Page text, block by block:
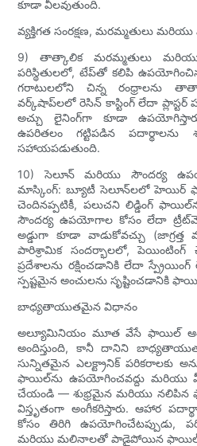
కూడా వీలవుతుంది.
వ్యక్తిగత సంరక్షణ, మరమ్మతులు
9) తాత్కాలిక మరమ్మతులు
పరిస్థితులలో, టేప్‌తో కలిపి
గరాటులలోని చిన్న రంధ్రాలను
వర్క్‌షాప్‌లలో రెసిన్ కాస్టింగ్ లేదా ప్లాస్టర్
అచ్చు లైనింగ్‌గా కూడా
ఉపరితలం గట్టిపడిన పదార్థాలను
సహాయపడుతుంది.
10) సెలూన్ మరియు సౌందర్య
మాస్కింగ్: బ్యూటీ సెలూన్‌లలో హెయిర్
చెందినప్పటికీ, పలుచని లిడ్డింగ్
సౌందర్య ఉపయోగాల కోసం లేదా
అడ్డుగా కూడా వాడుకోవచ్చు
పారిశ్రామిక సందర్భాలలో, పెయింటింగ్
ప్రదేశాలను రక్షించడానికి లేదా
స్పష్టమైన అంచులను సృష్టించడానికి
బాధ్యతాయుతమైన విధానం
అల్యూమినియం మూత వేసే ఫాయిల్
అందిస్తుంది, కానీ దానిని
సున్నితమైన ఎలక్ట్రానిక్ పరికరాలకు
ఫాయిల్‌ను ఉపయోగించవద్దు మరియు
చేయండి — శుభ్రమైన మరియు నలిపిన
విస్తృతంగా అంగీకరిస్తారు. ఆహార
కోసం తిరిగి ఉపయోగించేటప్పుడు,
మరియు మలినాలతో పాడైపోయిన